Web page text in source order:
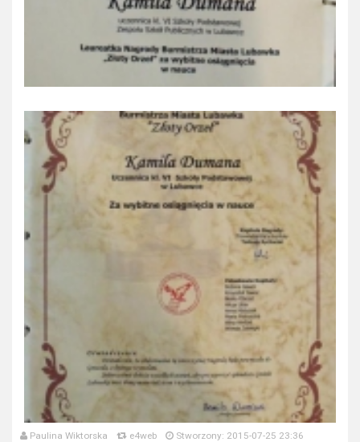
Paulina Wiktorska e4web
Stworzony: 2015-07-25 23:36